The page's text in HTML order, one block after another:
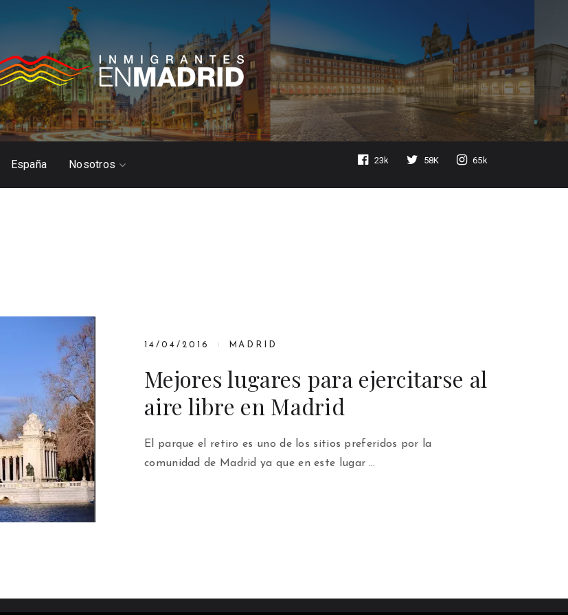
España Nosotros 23k 58K 65k
14/04/2016 MADRID
Mejores lugares para ejercitarse al
aire libre en Madrid
El parque el retiro es uno de los sitios preferidos por la
comunidad de Madrid ya que en este lugar …